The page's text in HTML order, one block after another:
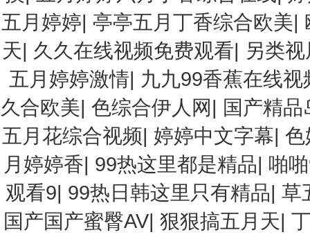
五月婷婷| 亭亭五月丁香综合欧美|
天| 久久在线视频免费观看| 另类
五月婷婷激情| 九九99香蕉在线视
久合欧美|色综合伊人网| 国产精
五月花综合视频| 婷婷中文字幕|
月婷婷香| 99热这里都是精品| 啪
观看9| 99热日韩这里只有精品| 草
国产国产蜜臀AV| 狠狠搞五月天|